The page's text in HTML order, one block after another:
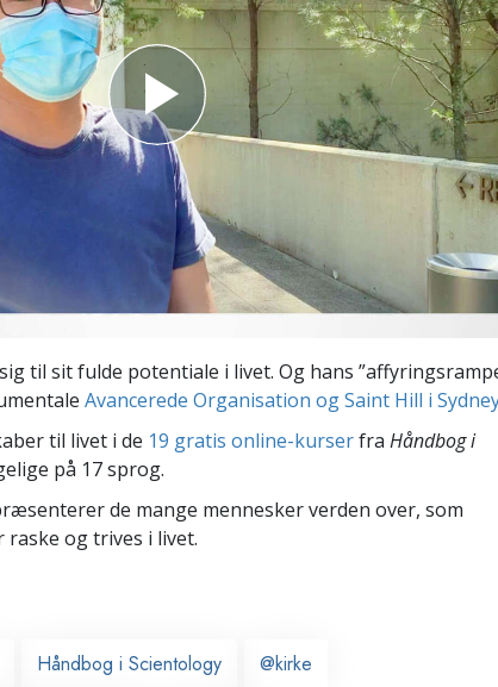
Scientology Kirkens Frivillige
Hjælpere
til sit fulde potentiale i livet. Og hans
Avancerede Organisation og Saint Hill i
til livet i de 19 gratis online-kurserfra Håndbog i
på 17 sprog.
de mange mennesker verden over, som
og trives i livet.
Håndbog i Scientology @kirke